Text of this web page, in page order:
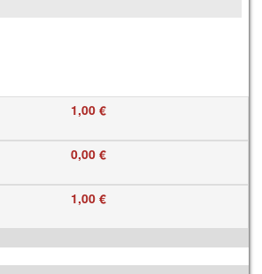
1,00 €
0,00 €
1,00 €